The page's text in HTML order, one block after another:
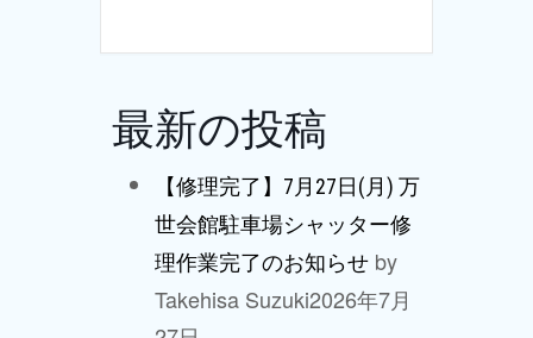
最新の投稿
【修理完了】7月27日(月) 万
世会館駐車場シャッター修
理作業完了のお知らせ by
Takehisa Suzuki2026年7月